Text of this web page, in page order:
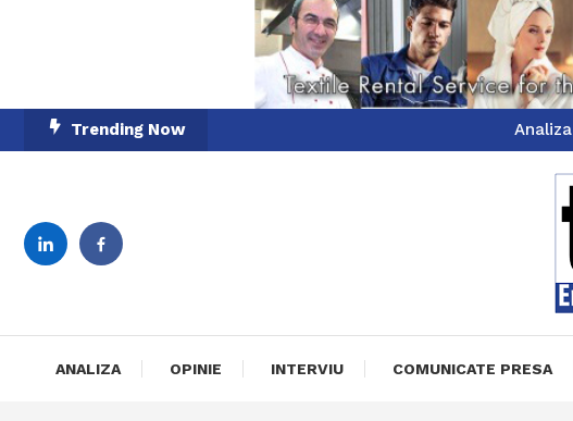
To
Trending Now Analiza
TheBizz
ANALIZA OPINIE INTERVIU COMUNICATE PRESA